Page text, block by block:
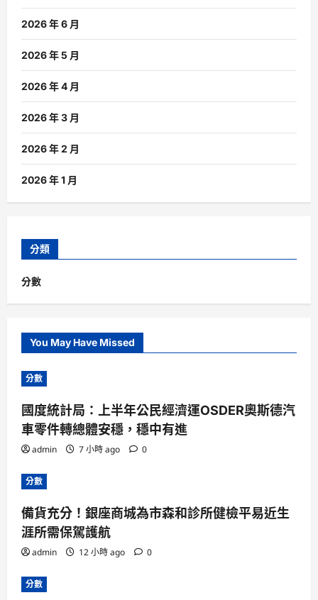
2026 年 6 月
2026 年 5 月
2026 年 4 月
2026 年 3 月
2026 年 2 月
2026 年 1 月
分類
分數
You May Have Missed
分數
國度統計局：上半年公民經濟運OSDER奧斯德汽
車零件轉總體安穩，穩中有進
admin 7 小時 ago 0
分數
備貨充分！銀座商城為市森和診所健檢平易近生
涯所需保駕護航
admin 12 小時 ago 0
分數